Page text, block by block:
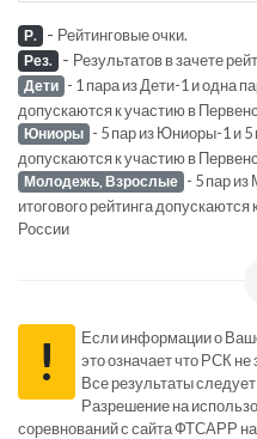
Р. - Рейтинговые очки.
Рез. - Результатов в зачете
Дети - 1 пара из Дети-1 и одна
допускаются к участию в
Юниоры - 5 пар из Юниоры-1 и 5
допускаются к участию в
Молодежь, Взрослые - 5 пар из
итогового рейтинга
России
!
Если информации о
это означает что РСК не
Все результаты
Разрешение на
соревнований с сайта ФТСАРР